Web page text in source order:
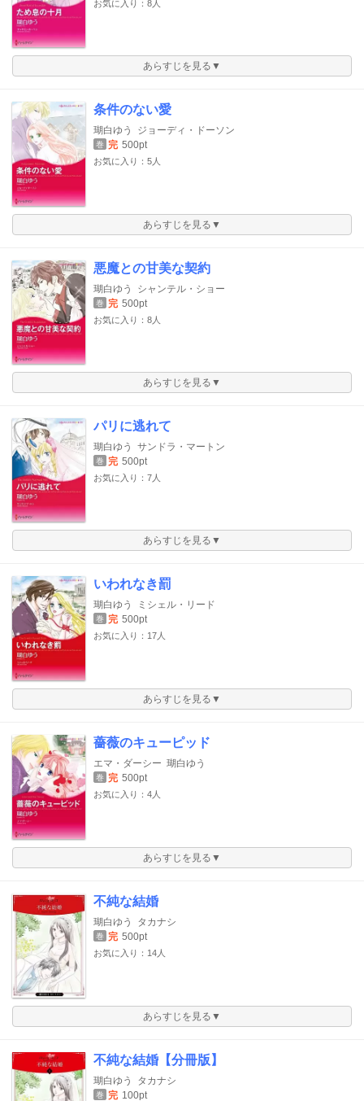
お気に入り：8人
あらすじを見る▼
条件のない愛
瑚白ゆう ジョーディ・ドーソン
巻 完 500pt
お気に入り：5人
あらすじを見る▼
悪魔との甘美な契約
瑚白ゆう シャンテル・ショー
巻 完 500pt
お気に入り：8人
あらすじを見る▼
パリに逃れて
瑚白ゆう サンドラ・マートン
巻 完 500pt
お気に入り：7人
あらすじを見る▼
いわれなき罰
瑚白ゆう ミシェル・リード
巻 完 500pt
お気に入り：17人
あらすじを見る▼
薔薇のキューピッド
エマ・ダーシー 瑚白ゆう
巻 完 500pt
お気に入り：4人
あらすじを見る▼
不純な結婚
瑚白ゆう タカナシ
巻 完 500pt
お気に入り：14人
あらすじを見る▼
不純な結婚【分冊版】
瑚白ゆう タカナシ
巻 完 100pt